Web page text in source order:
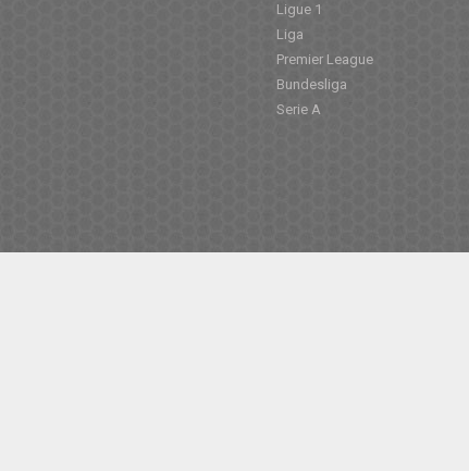
Ligue 1
Liga
Premier League
Bundesliga
Serie A